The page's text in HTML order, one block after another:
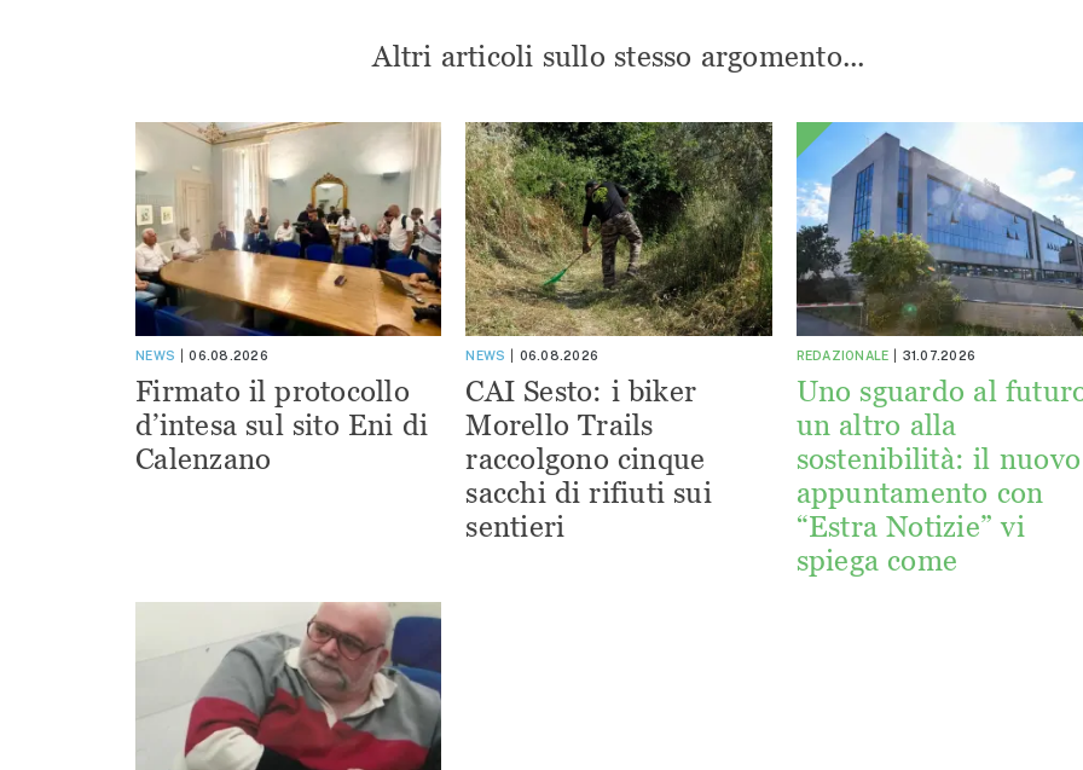
Altri articoli sullo stesso argomento...
NEWS 06.08.2026
Firmato il protocollo
d’intesa sul sito Eni di
Calenzano
NEWS 06.08.2026
CAI Sesto: i biker
Morello Trails
raccolgono cinque
sacchi di rifiuti sui
sentieri
REDAZIONALE 31.07.2026
Uno sguardo al
un altro alla
sostenibilità: il nuovo
appuntamento con
“Estra Notizie” vi
spiega come